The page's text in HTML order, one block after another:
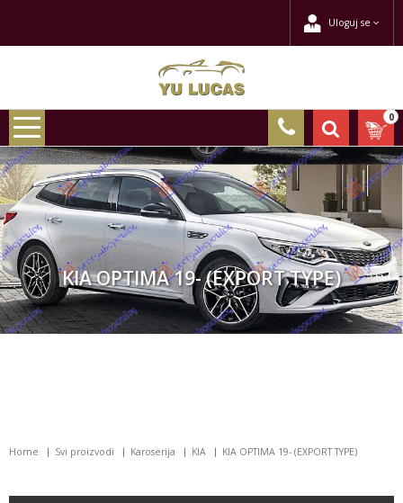
Uloguj se
0
KIA OPTIMA 19- (EXPORT TYPE)
Home Svi proizvodi Karoserija KIA KIA OPTIMA 19- (EXPORT TYPE)